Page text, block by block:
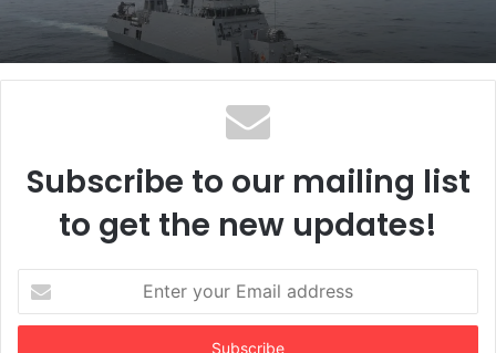
યુદ્ધજહાજ INS માલવણ
Subscribe to our mailing list
to get the new updates!
your
Email